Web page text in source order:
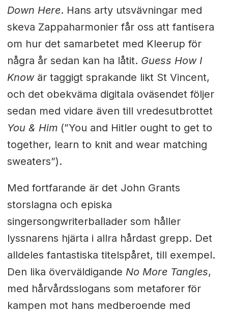
Down Here. Hans arty utsvävningar med
skeva Zappaharmonier får oss att fantisera
om hur det samarbetet med Kleerup för
några år sedan kan ha låtit. Guess How I
Knowär taggigt sprakande likt St Vincent,
och det obekväma digitala oväsendet följer
sedan med vidare även till vredesutbrottet
You & Him(”You and Hitler ought to get to
together, learn to knit and wear matching
sweaters”).
Med fortfarande är det John Grants
storslagna och episka
singersongwriterballader som håller
lyssnarens hjärta i allra hårdast grepp. Det
alldeles fantastiska titelspåret, till exempel.
Den lika överväldigande No More Tangles,
med hårvårdsslogans som metaforer för
kampen mot hans medberoende med